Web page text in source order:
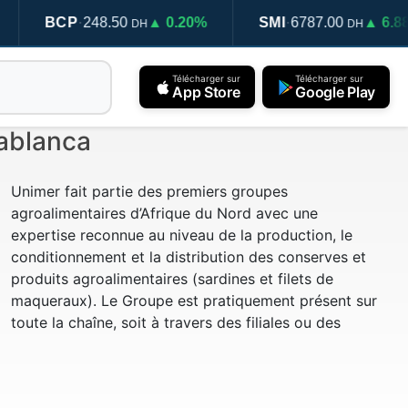
248.50DH ▲ 0.20% SMI· 6787.00DH ▲ 6.88%
Télécharger sur
App Store
Télécharger sur
Google Play
Unimer fait partie des premiers groupes
agroalimentaires d’Afrique du Nord avec une
expertise reconnue au niveau de la production, le
conditionnement et la distribution des conserves et
produits agroalimentaires (sardines et filets de
maqueraux). Le Groupe est pratiquement présent sur
toute la chaîne, soit à travers des filiales ou des